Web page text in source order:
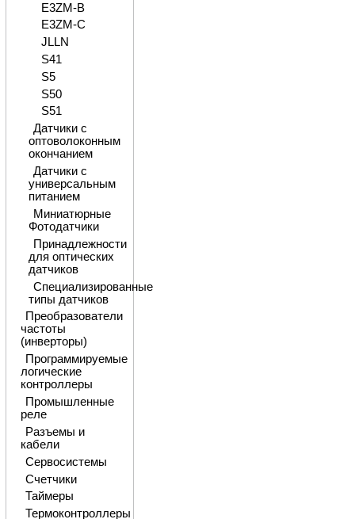
E3ZM-B
E3ZM-C
JLLN
S41
S5
S50
S51
Датчики с
оптоволоконным
окончанием
Датчики с
универсальным
питанием
Миниатюрные
Фотодатчики
Принадлежности
для оптических
датчиков
Специализированные
типы датчиков
Преобразователи
частоты
(инверторы)
Программируемые
логические
контроллеры
Промышленные
реле
Разъемы и
кабели
Сервосистемы
Счетчики
Таймеры
Термоконтроллеры